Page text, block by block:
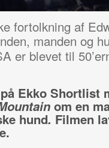
fortolkning af
manden og
er blevet til
Ekko Shortlist
om en
hund. Filmen